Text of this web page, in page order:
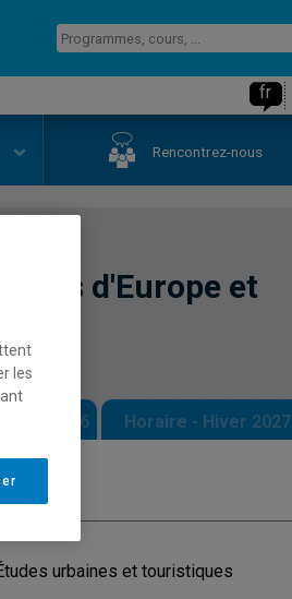
fr
Rencontrez-nous
villes d'Europe et
2026 Horaire - Hiver 2027
urbaines et touristiques
les